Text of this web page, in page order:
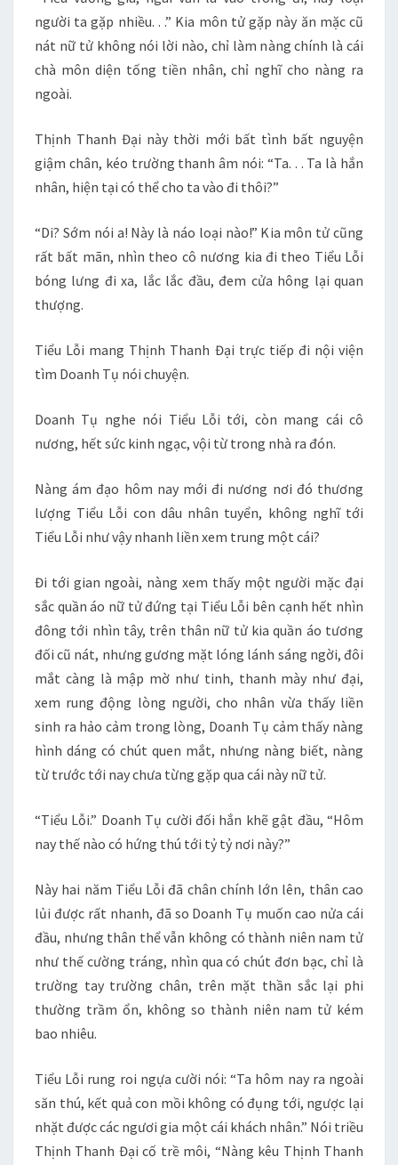
người ta gặp nhiều. . .” Kia môn tử gặp này ăn mặc cũ
nát nữ tử không nói lời nào, chỉ làm nàng chính là cái
chà môn diện tống tiền nhân, chỉ nghĩ cho nàng ra
ngoài.
Thịnh Thanh Đại này thời mới bất tình bất nguyện
giậm chân, kéo trường thanh âm nói: “Ta. . . Ta là hắn
nhân, hiện tại có thể cho ta vào đi thôi?”
“Di? Sớm nói a! Này là náo loại nào!” Kia môn tử cũng
rất bất mãn, nhìn theo cô nương kia đi theo Tiểu Lỗi
bóng lưng đi xa, lắc lắc đầu, đem cửa hông lại quan
thượng.
Tiểu Lỗi mang Thịnh Thanh Đại trực tiếp đi nội viện
tìm Doanh Tụ nói chuyện.
Doanh Tụ nghe nói Tiểu Lỗi tới, còn mang cái cô
nương, hết sức kinh ngạc, vội từ trong nhà ra đón.
Nàng ám đạo hôm nay mới đi nương nơi đó thương
lượng Tiểu Lỗi con dâu nhân tuyển, không nghĩ tới
Tiểu Lỗi như vậy nhanh liền xem trung một cái?
Đi tới gian ngoài, nàng xem thấy một người mặc đại
sắc quần áo nữ tử đứng tại Tiểu Lỗi bên cạnh hết nhìn
đông tới nhìn tây, trên thân nữ tử kia quần áo tương
đối cũ nát, nhưng gương mặt lóng lánh sáng ngời, đôi
mắt càng là mập mờ như tinh, thanh mày như đại,
xem rung động lòng người, cho nhân vừa thấy liền
sinh ra hảo cảm trong lòng, Doanh Tụ cảm thấy nàng
hình dáng có chút quen mắt, nhưng nàng biết, nàng
từ trước tới nay chưa từng gặp qua cái này nữ tử.
“Tiểu Lỗi.” Doanh Tụ cười đối hắn khẽ gật đầu, “Hôm
nay thế nào có hứng thú tới tỷ tỷ nơi này?”
Này hai năm Tiểu Lỗi đã chân chính lớn lên, thân cao
lủi được rất nhanh, đã so Doanh Tụ muốn cao nửa cái
đầu, nhưng thân thể vẫn không có thành niên nam tử
như thế cường tráng, nhìn qua có chút đơn bạc, chỉ là
trường tay trường chân, trên mặt thần sắc lại phi
thường trầm ổn, không so thành niên nam tử kém
bao nhiêu.
Tiểu Lỗi rung roi ngựa cười nói: “Ta hôm nay ra ngoài
săn thú, kết quả con mồi không có đụng tới, ngược lại
nhặt được các ngươi gia một cái khách nhân.” Nói triều
Thịnh Thanh Đại cố trề môi, “Nàng kêu Thịnh Thanh